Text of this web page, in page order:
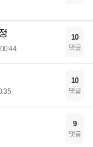
00:44
10
댓글
10
댓글
9
댓글